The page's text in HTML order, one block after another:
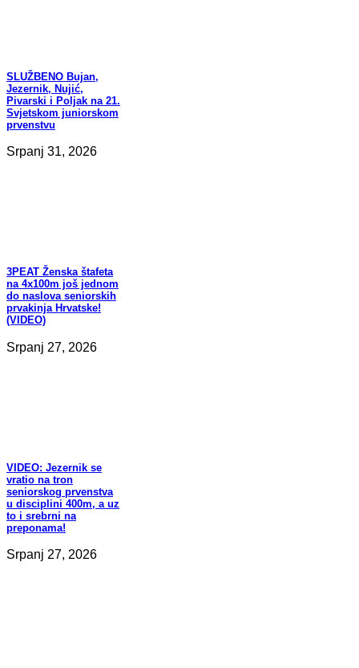
SLUŽBENO Bujan,
Jezernik, Nujić,
Pivarski i Poljak na 21.
Svjetskom juniorskom
prvenstvu
Srpanj 31, 2026
3PEAT Ženska štafeta
na 4x100m još jednom
do naslova seniorskih
prvakinja Hrvatske!
(VIDEO)
Srpanj 27, 2026
VIDEO: Jezernik se
vratio na tron
seniorskog prvenstva
u disciplini 400m, a uz
to i srebrni na
preponama!
Srpanj 27, 2026